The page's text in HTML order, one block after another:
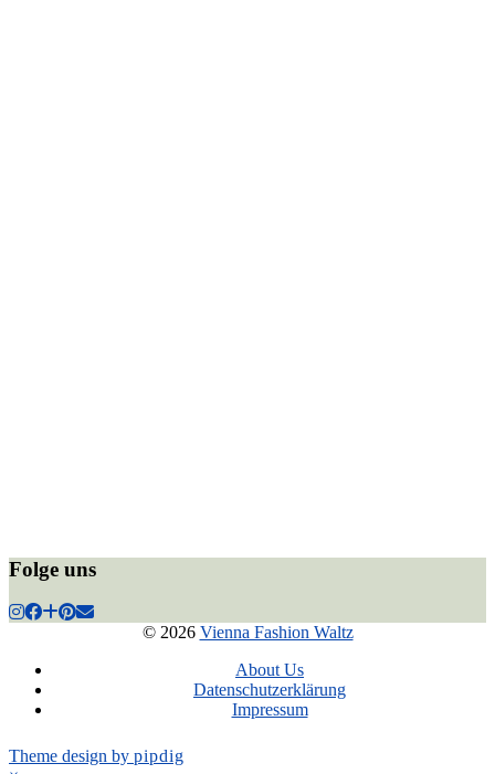
Folge uns
© 2026 Vienna Fashion Waltz
About Us
Datenschutzerklärung
Impressum
Theme design by pipdig